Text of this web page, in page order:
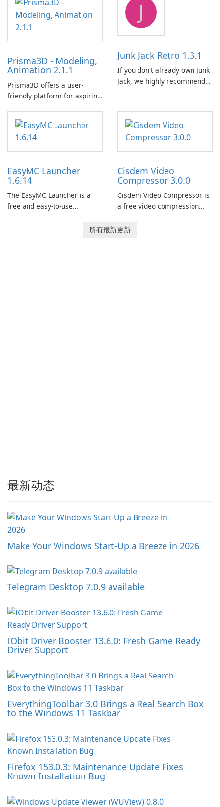
于跨各种设备和电子书格式组
织、转换、编辑和同步电子
书。 电子书图书馆管理：
Calibre 作为组织和管理电子书
对电子书进行分类、标记和搜
索。它提供强大的图书馆管理
功能，以保持电子书收藏井井
有条。 电子书格式转换： 用户
BlueStacks engine and tuned
for MSI hardware.
Prisma3D - Modeling,
Animation 2.1.1
Prisma3D offers a user-
friendly platform for aspiring
imagination to life. With a
wide range of tools and
features, this app allows
users to easily design 3D
captivating animated scenes.
J
Junk Jack Retro 1.3.1
If you don't already own Junk
Jack, we highly recommend
This game is where it all
began! Junk Jack Retro,
formerly known as Junk Jack,
EasyMC Launcher
1.6.14
The EasyMC Launcher is a
free and easy-to-use
Cisdem Video
Compressor 3.0.0
Cisdem Video Compressor is
a free video compression
users to compress media
所有最新更新
最新动态
Make Your Windows Start-Up a Breeze in 2026
Telegram Desktop 7.0.9 available
IObit Driver Booster 13.6.0: Fresh Game Ready
Driver Support
EverythingToolbar 3.0 Brings a Real Search Box
to the Windows 11 Taskbar
Firefox 153.0.3: Maintenance Update Fixes
Known Installation Bug